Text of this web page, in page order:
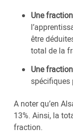
Une
être
total de la
Une
spécifiques
A noter qu’en
13%. Ainsi, la
fraction.